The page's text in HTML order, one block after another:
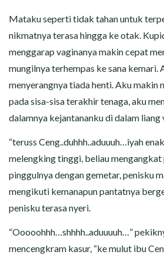
Mataku seperti tidak tahan untuk
nikmatnya terasa hingga ke otak.
menggarap vaginanya makin cepat
mungilnya terhempas ke sana kemari.
menyerangnya tiada henti. Aku makin
pada sisa-sisa terakhir tenaga, aku
dalamnya kejantananku di dalam liang
“teruss Ceng..duhhh..aduuuh…iyah
melengking tinggi, beliau
pinggulnya dengan gemetar, penisku
mengikuti kemanapun pantatnya
penisku terasa nyeri.
“Ooooohhh…shhhh..aduuuuh…”
mencengkram kasur, “ke mulut ibu